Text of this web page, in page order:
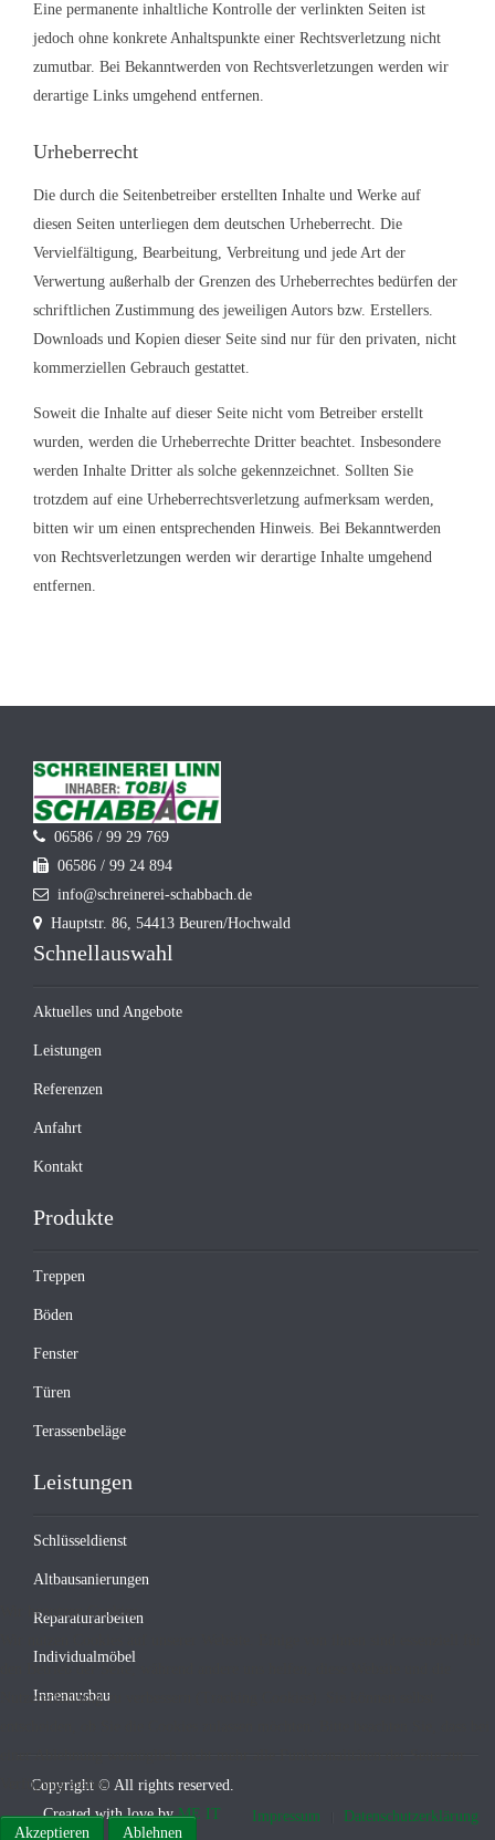
Eine permanente inhaltliche Kontrolle der verlinkten Seiten ist
jedoch ohne konkrete Anhaltspunkte einer Rechtsverletzung nicht
zumutbar. Bei Bekanntwerden von Rechtsverletzungen werden wir
derartige Links umgehend entfernen.
Urheberrecht
Die durch die Seitenbetreiber erstellten Inhalte und Werke auf
diesen Seiten unterliegen dem deutschen Urheberrecht. Die
Vervielfältigung, Bearbeitung, Verbreitung und jede Art der
Verwertung außerhalb der Grenzen des Urheberrechtes bedürfen der
schriftlichen Zustimmung des jeweiligen Autors bzw. Erstellers.
Downloads und Kopien dieser Seite sind nur für den privaten, nicht
kommerziellen Gebrauch gestattet.
Soweit die Inhalte auf dieser Seite nicht vom Betreiber erstellt
wurden, werden die Urheberrechte Dritter beachtet. Insbesondere
werden Inhalte Dritter als solche gekennzeichnet. Sollten Sie
trotzdem auf eine Urheberrechtsverletzung aufmerksam werden,
bitten wir um einen entsprechenden Hinweis. Bei Bekanntwerden
von Rechtsverletzungen werden wir derartige Inhalte umgehend
entfernen.
06586 / 99 29 769
06586 / 99 24 894
info@schreinerei-schabbach.de
Hauptstr. 86, 54413 Beuren/Hochwald
Schnellauswahl
Aktuelles und Angebote
Leistungen
Referenzen
Anfahrt
Kontakt
Produkte
Treppen
Böden
Fenster
Türen
Terassenbeläge
Leistungen
Schlüsseldienst
Altbausanierungen
Reparaturarbeiten
Individualmöbel
Innenausbau
Copyright © All rights reserved.
Created withlove byME IT
Impressum Datenschutzerklärung
Wir benutzen Cookies
Nutzererfahrung zu verbessern (Tracking Cookies). Sie können selbst
Verfügung stehen.
Akzeptieren Ablehnen